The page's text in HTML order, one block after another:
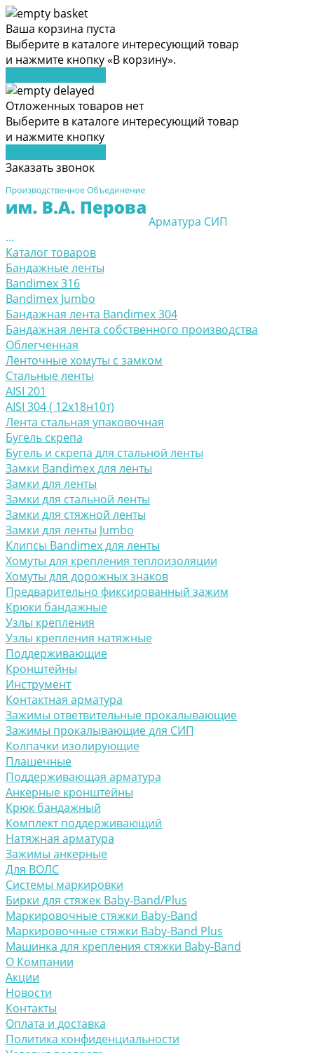
Ваша корзина пуста
Выберите в каталоге интересующий товар
и нажмите кнопку «В корзину».
Отложенных товаров нет
Выберите в каталоге интересующий товар
и нажмите кнопку
Заказать звонок
Арматура СИП
...
Каталог товаров
Бандажные ленты
Bandimex 316
Bandimex Jumbo
Бандажная лента Bandimex 304
Бандажная лента собственного производства
Облегченная
Ленточные хомуты с замком
Стальные ленты
AISI 201
AISI 304 ( 12х18н10т)
Лента стальная упаковочная
Бугель скрепа
Бугель и скрепа для стальной ленты
Замки Bandimex для ленты
Замки для ленты
Замки для стальной ленты
Замки для стяжной ленты
Замки для ленты Jumbo
Клипсы Bandimex для ленты
Хомуты для крепления теплоизоляции
Хомуты для дорожных знаков
Предварительно фиксированный зажим
Крюки бандажные
Узлы крепления
Узлы крепления натяжные
Поддерживающие
Кронштейны
Инструмент
Контактная арматура
Зажимы ответвительные прокалывающие
Зажимы прокалывающие для СИП
Колпачки изолирующие
Плашечные
Поддерживающая арматура
Анкерные кронштейны
Крюк бандажный
Комплект поддерживающий
Натяжная арматура
Зажимы анкерные
Для ВОЛС
Системы маркировки
Бирки для стяжек Baby-Band/Plus
Маркировочные стяжки Baby-Band
Маркировочные стяжки Baby-Band Plus
Машинка для крепления стяжки Baby-Band
О Компании
Акции
Новости
Контакты
Оплата и доставка
Политика конфиденциальности